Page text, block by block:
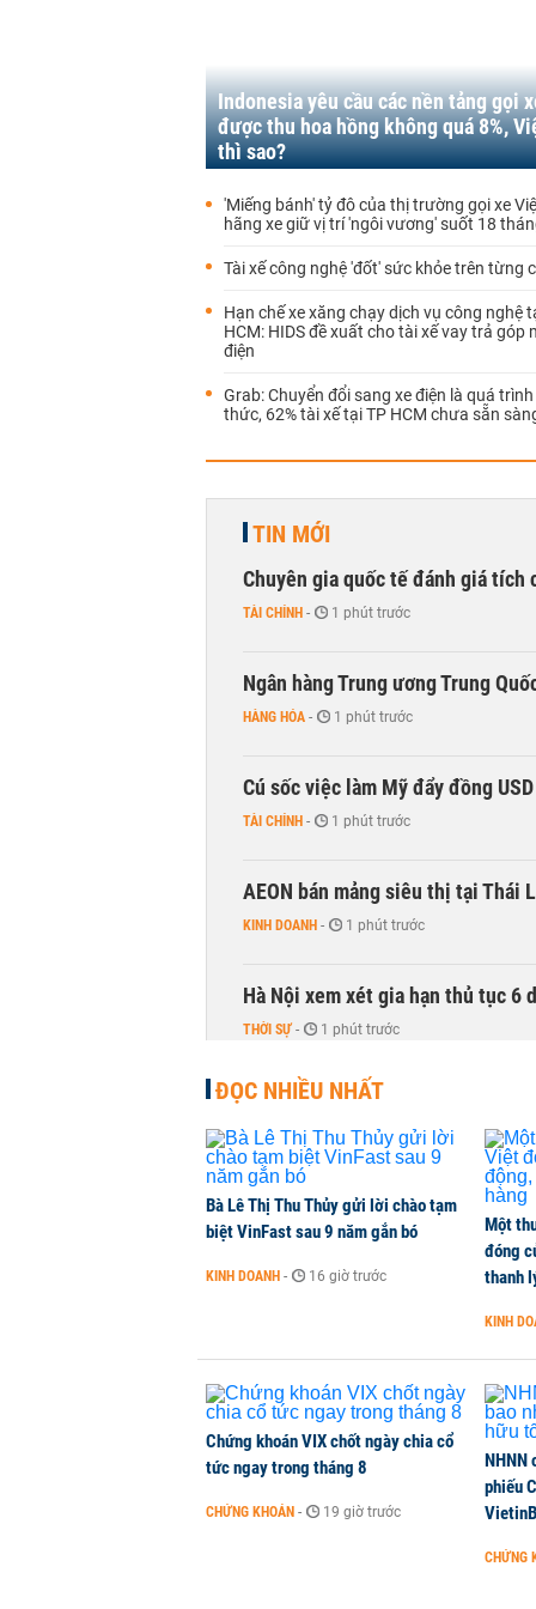
Indonesia yêu cầu các nền tảng gọi
được thu hoa hồng không quá 8%,
thì sao?
'Miếng bánh' tỷ đô của thị trường gọi xe
hãng xe giữ vị trí 'ngôi vương' suốt 18
Tài xế công nghệ 'đốt' sức khỏe trên từng
Hạn chế xe xăng chạy dịch vụ công nghệ
HCM: HIDS đề xuất cho tài xế vay trả góp
điện
Grab: Chuyển đổi sang xe điện là quá
thức, 62% tài xế tại TP HCM chưa sẵn
TIN MỚI
Chuyên gia quốc tế đánh giá tích
TÀI CHÍNH - 1 phút trước
Ngân hàng Trung ương Trung
HÀNG HÓA - 1 phút trước
Cú sốc việc làm Mỹ đẩy đồng
TÀI CHÍNH - 1 phút trước
AEON bán mảng siêu thị tại Thái
KINH DOANH - 1 phút trước
Hà Nội xem xét gia hạn thủ tục 6
THỜI SỰ - 1 phút trước
ĐỌC NHIỀU NHẤT
Bà Lê Thị Thu Thủy gửi lời chào tạm
biệt VinFast sau 9 năm gắn bó
KINH DOANH - 16 giờ trước
Một
đóng
thanh
KINH
Chứng khoán VIX chốt ngày chia cổ
tức ngay trong tháng 8
CHỨNG KHOÁN - 19 giờ trước
NHNN
phiếu
CHỨNG